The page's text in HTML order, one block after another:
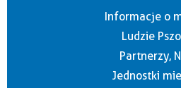
Informacje o
Ludzie
Partnerzy,
Jednostki